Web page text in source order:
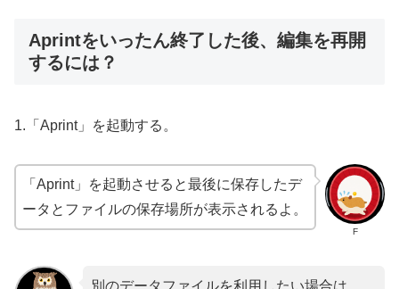
Aprintをいったん終了した後、編集を再開
するには？
1.「Aprint」を起動する。
F
「Aprint」を起動させると最後に保存したデ
ータとファイルの保存場所が表示されるよ。
別のデータファイルを利用したい場合は